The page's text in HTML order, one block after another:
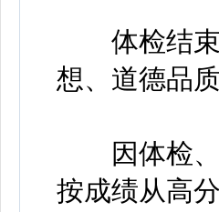
体检结束
想、道德品
因体检、
按成绩从高